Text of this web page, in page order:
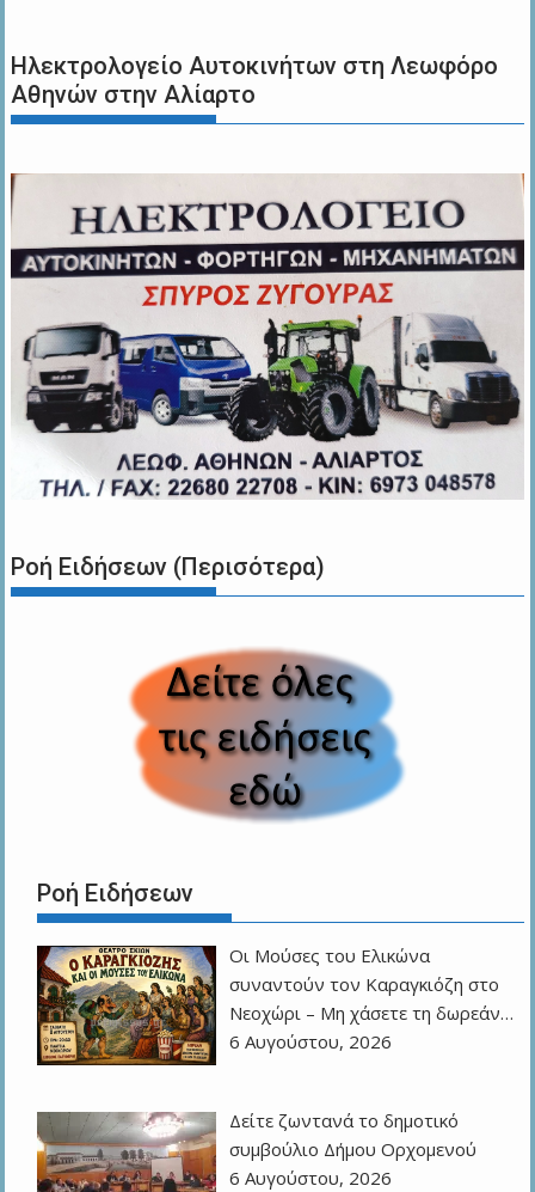
Ηλεκτρολογείο Αυτοκινήτων στη Λεωφόρο
Αθηνών στην Αλίαρτο
Ροή Ειδήσεων (Περισότερα)
Ροή Ειδήσεων
Οι Μούσες του Ελικώνα
συναντούν τον Καραγκιόζη στο
Νεοχώρι – Μη χάσετε τη δωρεάν…
6 Αυγούστου, 2026
Δείτε ζωντανά το δημοτικό
συμβούλιο Δήμου Ορχομενού
6 Αυγούστου, 2026